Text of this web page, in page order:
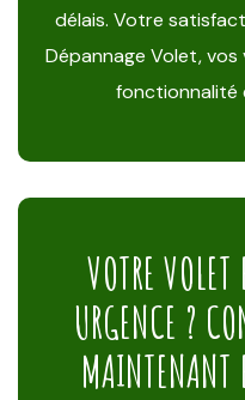
délais. Votre
Dépannage Volet,
fonctionnalité
VOTRE
URGENCE ?
MAINTENANT